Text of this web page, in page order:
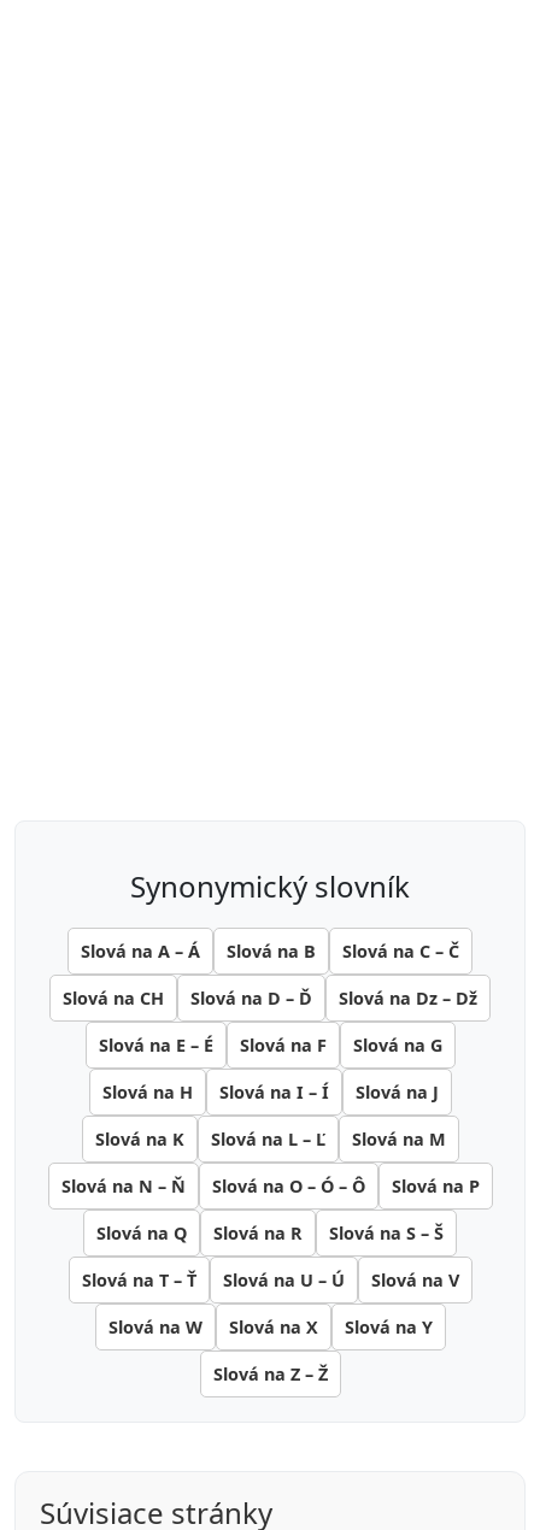
synonymický slovník
Slová na A – Á Slová na B Slová na C – Č
Slová na CH Slová na D – Ď Slová na Dz – Dž
Slová na E – É Slová na F Slová na G
Slová na H Slová na I – Í Slová na J
Slová na K Slová na L – Ľ Slová na M
Slová na N – Ň Slová na O – Ó – Ô Slová na P
Slová na Q Slová na R Slová na S – Š
Slová na T – Ť Slová na U – Ú Slová na V
Slová na W Slová na X Slová na Y
Slová na Z – Ž
Súvisiace stránky